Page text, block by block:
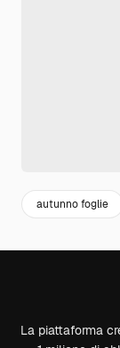
autunno foglie
La piattaforma